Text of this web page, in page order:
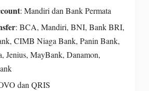
: Mandiri dan Bank Permata
: BCA, Mandiri, BNI, Bank BRI,
CIMB Niaga Bank, Panin Bank,
Jenius, MayBank, Danamon,
dan QRIS